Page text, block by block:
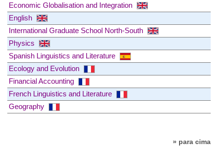
Economic Globalisation and Integration
English
International Graduate School North-South
Physics
Spanish Linguistics and Literature
Ecology and Evolution
Financial Accounting
French Linguistics and Literature
Geography
» para cima